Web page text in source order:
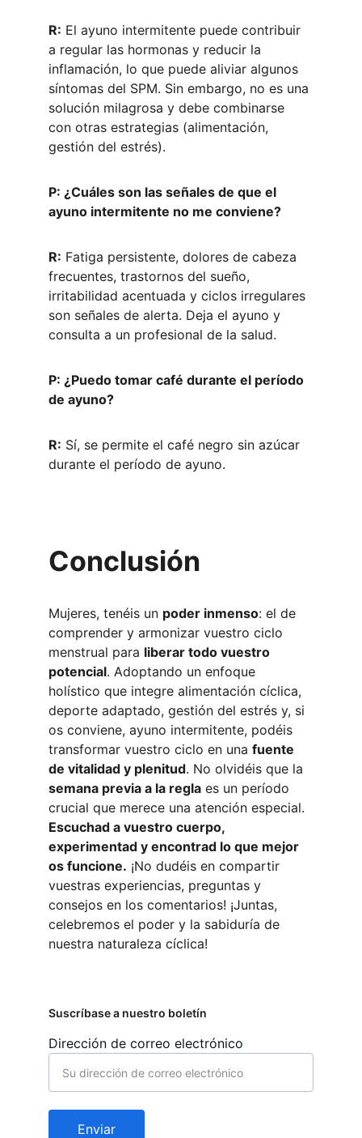
R: El ayuno intermitente puede contribuir
a regular las hormonas y reducir la
inflamación, lo que puede aliviar algunos
síntomas del SPM. Sin embargo, no es una
solución milagrosa y debe combinarse
con otras estrategias (alimentación,
gestión del estrés).
P: ¿Cuáles son las señales de que el
ayuno intermitente no me conviene?
R: Fatiga persistente, dolores de cabeza
frecuentes, trastornos del sueño,
irritabilidad acentuada y ciclos irregulares
son señales de alerta. Deja el ayuno y
consulta a un profesional de la salud.
P: ¿Puedo tomar café durante el período
de ayuno?
R: Sí, se permite el café negro sin azúcar
durante el período de ayuno.
Conclusión
Mujeres, tenéis un poder inmenso: el de
comprender y armonizar vuestro ciclo
menstrual para liberar todo vuestro
potencial. Adoptando un enfoque
holístico que integre alimentación cíclica,
deporte adaptado, gestión del estrés y, si
os conviene, ayuno intermitente, podéis
transformar vuestro ciclo en una fuente
de vitalidad y plenitud. No olvidéis que la
semana previa a la regla es un período
crucial que merece una atención especial.
Escuchad a vuestro cuerpo,
experimentad y encontrad lo que mejor
os funcione. ¡No dudéis en compartir
vuestras experiencias, preguntas y
consejos en los comentarios! ¡Juntas,
celebremos el poder y la sabiduría de
nuestra naturaleza cíclica!
Dirección de correo electrónico
Enviar
Suscríbase a nuestro boletín